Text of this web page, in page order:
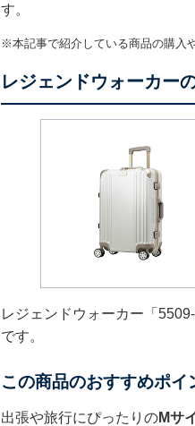
す。
※本記事で紹介している商品の購入
レジェンドウォーカー
レジェンドウォーカー「
です。
この商品のおすすめポイ
出張や旅行にぴったりのMサ